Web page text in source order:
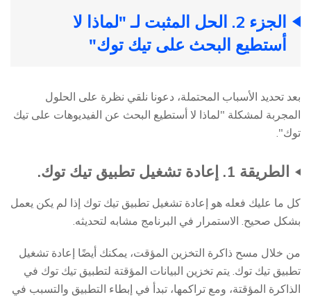
الجزء 2. الحل المثبت لـ "لماذا لا
أستطيع البحث على تيك توك"
بعد تحديد الأسباب المحتملة، دعونا نلقي نظرة على الحلول
المجربة لمشكلة "لماذا لا أستطيع البحث عن الفيديوهات على تيك
توك".
الطريقة 1. إعادة تشغيل تطبيق تيك توك.
كل ما عليك فعله هو إعادة تشغيل تطبيق تيك توك إذا لم يكن يعمل
بشكل صحيح. الاستمرار في البرنامج مشابه لتحديثه.
من خلال مسح ذاكرة التخزين المؤقت، يمكنك أيضًا إعادة تشغيل
تطبيق تيك توك. يتم تخزين البيانات المؤقتة لتطبيق تيك توك في
الذاكرة المؤقتة، ومع تراكمها، تبدأ في إبطاء التطبيق والتسبب في